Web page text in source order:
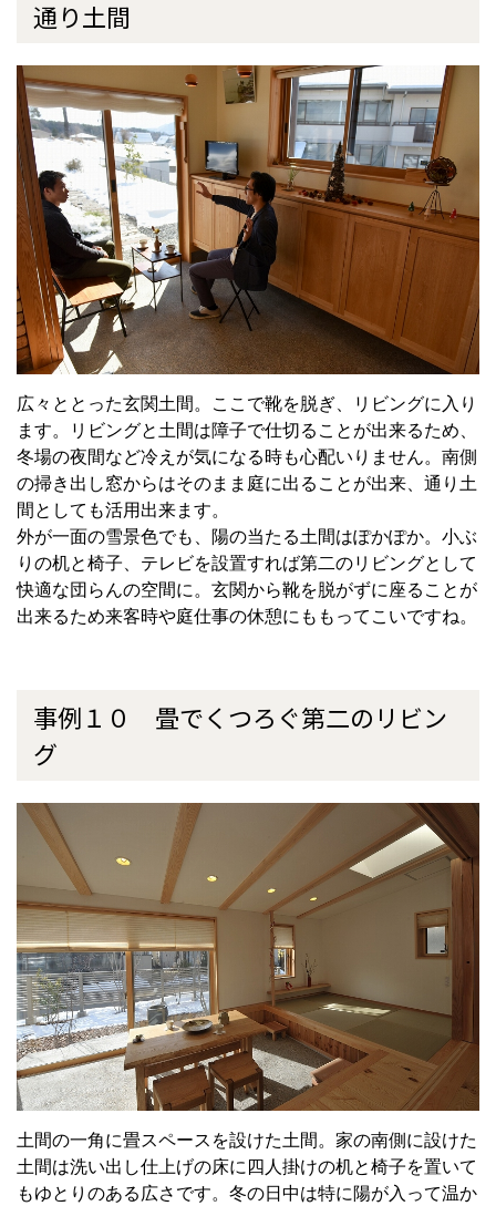
通り土間
広々ととった玄関土間。ここで靴を脱ぎ、リビングに入り
ます。リビングと土間は障子で仕切ることが出来るため、
冬場の夜間など冷えが気になる時も心配いりません。南側
の掃き出し窓からはそのまま庭に出ることが出来、通り土
間としても活用出来ます。
外が一面の雪景色でも、陽の当たる土間はぽかぽか。小ぶ
りの机と椅子、テレビを設置すれば第二のリビングとして
快適な団らんの空間に。玄関から靴を脱がずに座ることが
出来るため来客時や庭仕事の休憩にももってこいですね。
事例１０ 畳でくつろぐ第二のリビン
グ
土間の一角に畳スペースを設けた土間。家の南側に設けた
土間は洗い出し仕上げの床に四人掛けの机と椅子を置いて
もゆとりのある広さです。冬の日中は特に陽が入って温か